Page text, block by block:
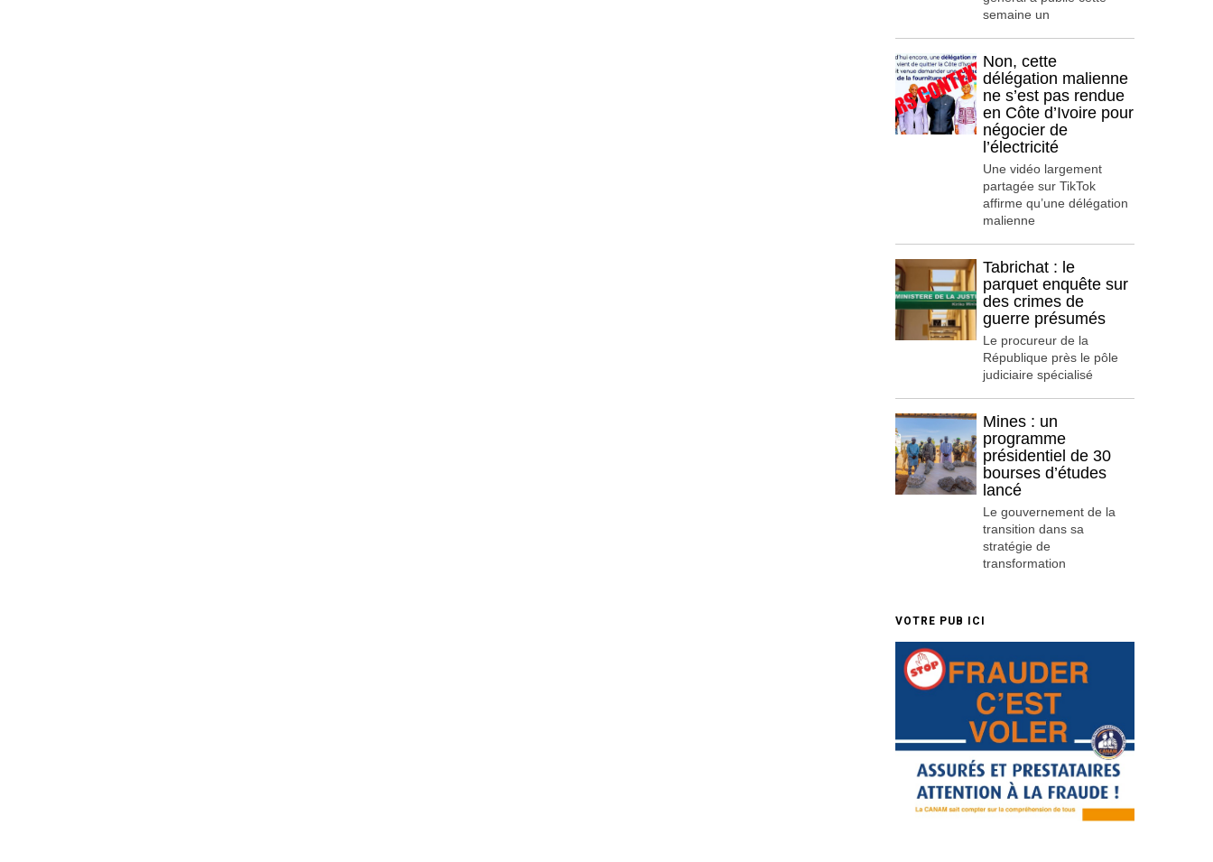
semaine un
Non, cette
délégation malienne
ne s’est pas rendue
en Côte d’Ivoire pour
négocier de
l’électricité
Une vidéo largement
partagée sur TikTok
affirme qu’une délégation
malienne
Tabrichat : le
parquet enquête sur
des crimes de
guerre présumés
Le procureur de la
République près le pôle
judiciaire spécialisé
Mines : un
programme
présidentiel de 30
bourses d’études
lancé
Le gouvernement de la
transition dans sa
stratégie de
transformation
VOTRE PUB ICI